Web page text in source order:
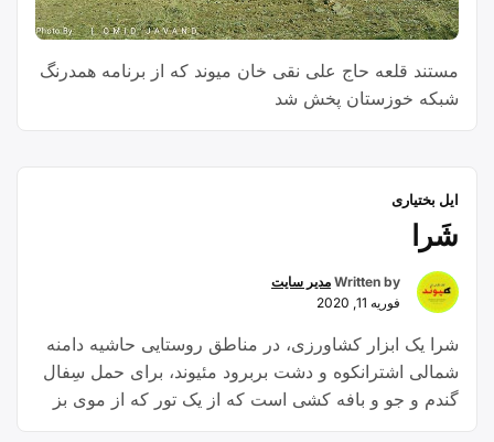
مستند قلعه حاج علی نقی خان میوند که از برنامه همدرنگ
شبکه خوزستان پخش شد
ایل بختیاری
شَرا
Written by مدیر سایت
فوریه 11, 2020
شرا یک ابزار کشاورزی، در مناطق روستایی حاشیه دامنه
شمالی اشترانکوه و دشت بربرود مئیوند، برای حمل سِفال
گندم و جو و بافه کشی است که از یک تور که از موی بز